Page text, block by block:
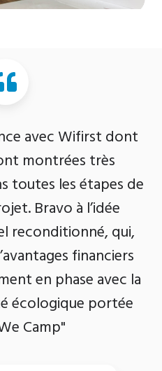
avec Wifirst dont
montrées très
toutes les étapes de
Bravo à l’idée
reconditionné, qui,
financiers
en phase avec la
écologique portée
Camp"